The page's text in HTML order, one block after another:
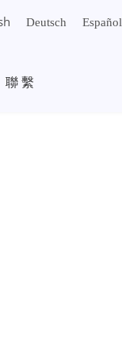
Deutsch Español
聯繫